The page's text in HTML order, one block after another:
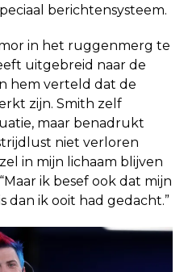
berichtensysteem.
in het ruggenmerg te
uitgebreid naar de
hem verteld dat de
zijn. Smith zelf
maar benadrukt
niet verloren
in mijn lichaam blijven
ik besef ook dat mijn
dan ik ooit had gedacht.”